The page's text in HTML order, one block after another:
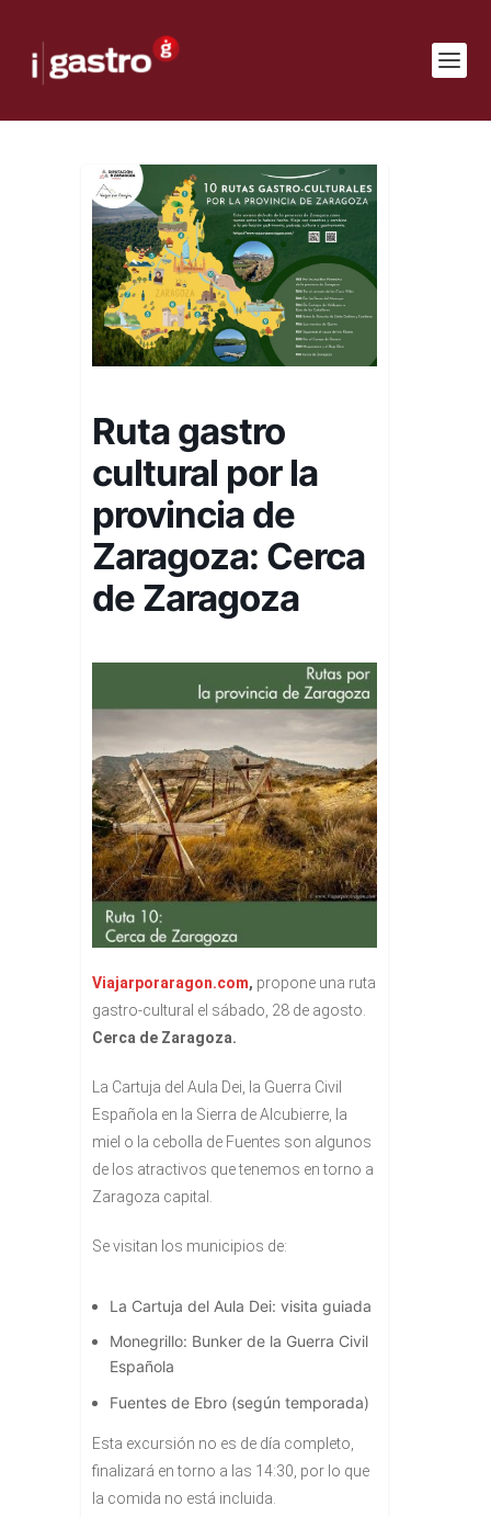
Ruta gastro
cultural por la
provincia de
Zaragoza: Cerca
de Zaragoza
Viajarporaragon.com, propone una ruta
gastro-cultural el sábado, 28 de agosto.
Cerca de Zaragoza.
La Cartuja del Aula Dei, la Guerra Civil
Española en la Sierra de Alcubierre, la
miel o la cebolla de Fuentes son algunos
de los atractivos que tenemos en torno a
Zaragoza capital.
Se visitan los municipios de:
La Cartuja del Aula Dei: visita guiada
Monegrillo: Bunker de la Guerra Civil
Española
Fuentes de Ebro (según temporada)
Esta excursión no es de día completo,
finalizará en torno a las 14:30, por lo que
la comida no está incluida.